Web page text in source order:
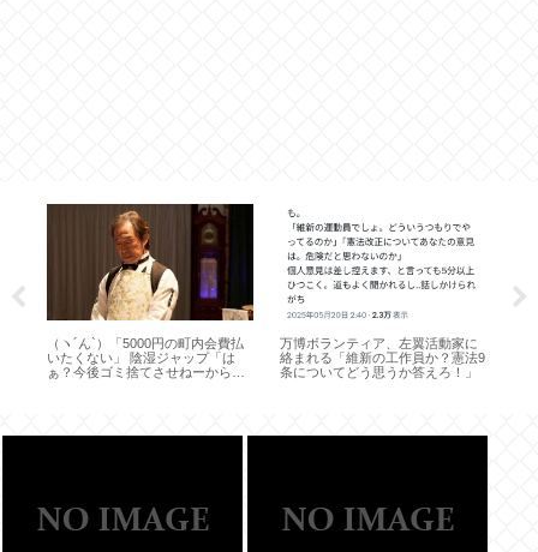
（ヽ´ん`）「5000円の町内会費払
いたくない」 陰湿ジャップ「は
ぁ？今後ゴミ捨てさせねーから覚
万博ボランティア、左翼活動家に
絡まれる「維新の工作員か？憲法9
条についてどう思うか答えろ！」